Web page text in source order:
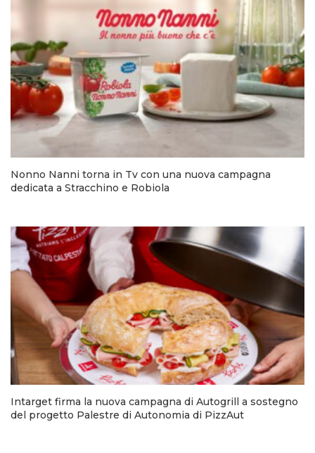
Nonno Nanni torna in Tv con una nuova campagna
dedicata a Stracchino e Robiola
Intarget firma la nuova campagna di Autogrill a sostegno
del progetto Palestre di Autonomia di PizzAut